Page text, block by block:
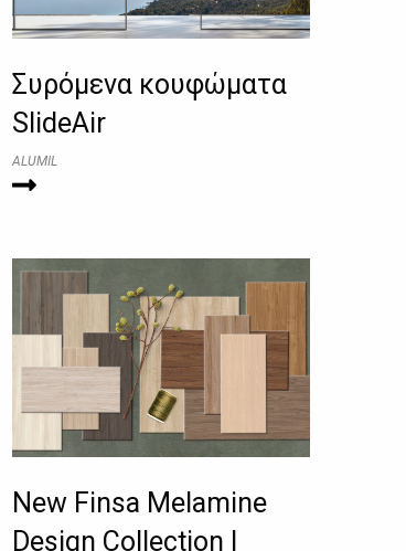
Συρόμενα κουφώματα
SlideAir
ALUMIL
New Finsa Melamine
Design Collection |